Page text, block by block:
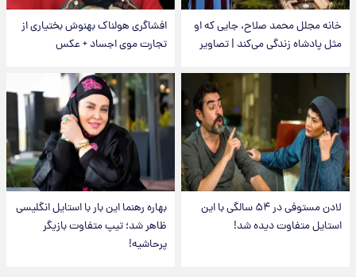
خانه مجلل محمد صلاح، جایی که او
مثل پادشاه زندگی می‌کند | تصاویر
افشاگری هولناک بهنوش بختیاری از
تجارت موی اجساد + عکس
لادن مستوفی در ۵۴ سالگی با این
استایل متفاوت دیده شد!
بهاره رهنما این بار با استایل انگلیسی
ظاهر شد؛ تیپ متفاوت بازیگر
پرحاشیه!